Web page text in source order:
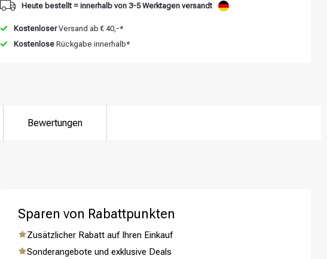
Heute bestellt = innerhalb von 3-5 Werktagen versandt
KostenloserVersand ab € 40,-*
Kostenlose Rückgabe innerhalb*
Bewertungen
Sparen von Rabattpunkten
Zusätzlicher Rabatt auf Ihren Einkauf
Sonderangebote und exklusive Deals